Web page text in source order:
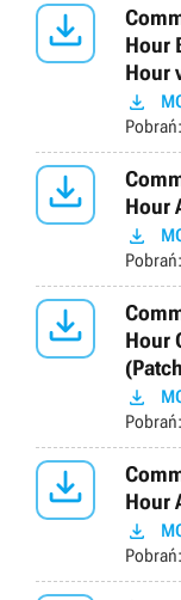

Hour
Hour

Pobrań:

Hour

Pobrań:

Hour

Pobrań:

Hour

Pobrań: